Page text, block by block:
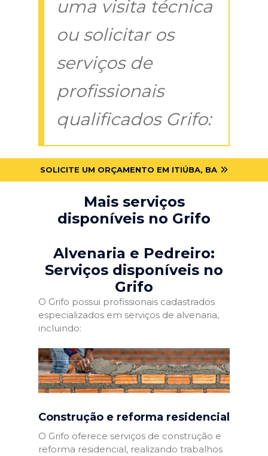
uma visita técnica
ou solicitar os
serviços de
profissionais
qualificados Grifo:
SOLICITE UM ORÇAMENTO EM ITIÚBA, BA
Mais serviços
disponíveis no Grifo
Alvenaria e Pedreiro:
Serviços disponíveis no
Grifo
O Grifo possui profissionais cadastrados
especializados em serviços de alvenaria,
incluindo:
Construção e reforma residencial
O Grifo oferece serviços de construção e
reforma residencial, realizando trabalhos